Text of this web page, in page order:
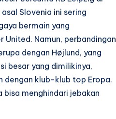
Slovenia ini sering
bermain yang
United. Namun, perbandingan
dengan Højlund, yang
besar yang dimilikinya,
dengan klub-klub top Eropa.
bisa menghindari jebakan